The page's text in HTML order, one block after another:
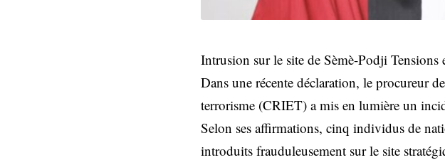
Intrusion sur le site de Sèmè-Podji Tensions
Dans une récente déclaration, le procureur
terrorisme (CRIET) a mis en lumière un
Selon ses affirmations, cinq individus de
introduits frauduleusement sur le site